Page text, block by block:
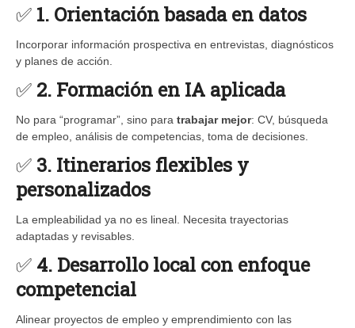
✅ 1. Orientación basada en datos
Incorporar información prospectiva en entrevistas, diagnósticos
y planes de acción.
✅ 2. Formación en IA aplicada
No para “programar”, sino para trabajar mejor: CV, búsqueda
de empleo, análisis de competencias, toma de decisiones.
✅ 3. Itinerarios flexibles y
personalizados
La empleabilidad ya no es lineal. Necesita trayectorias
adaptadas y revisables.
✅ 4. Desarrollo local con enfoque
competencial
Alinear proyectos de empleo y emprendimiento con las